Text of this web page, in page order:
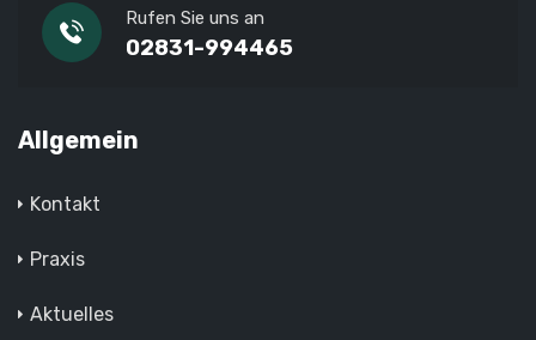
Rufen Sie uns an
02831-994465
Allgemein
Kontakt
Praxis
Aktuelles